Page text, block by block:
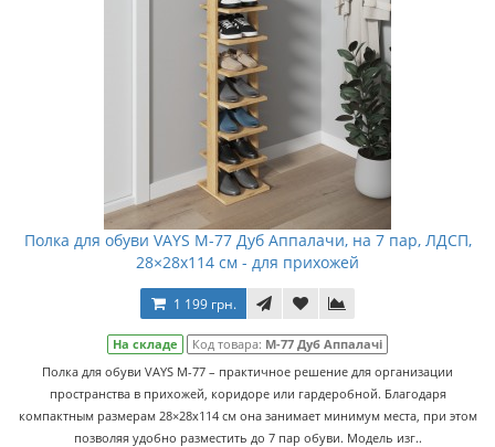
Полка для обуви VAYS M-77 Дуб Аппалачи, на 7 пар, ЛДСП,
28×28x114 см - для прихожей
1 199 грн.
На складе Код товара: M-77 Дуб Аппалачі
Полка для обуви VAYS M-77 – практичное решение для организации
пространства в прихожей, коридоре или гардеробной. Благодаря
компактным размерам 28×28x114 см она занимает минимум места, при этом
позволяя удобно разместить до 7 пар обуви. Модель изг..